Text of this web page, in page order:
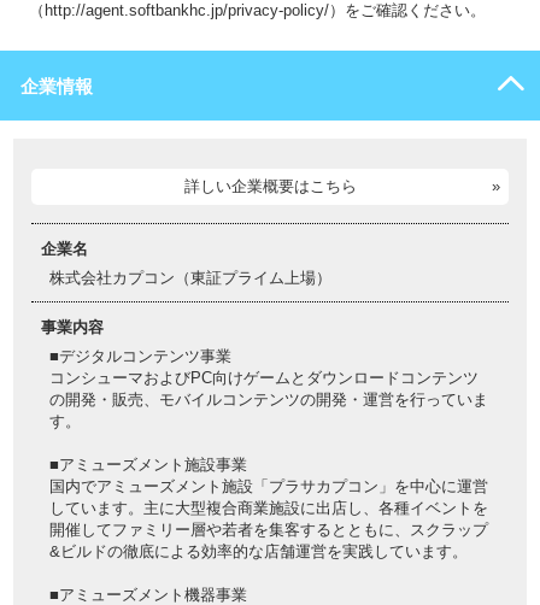
（http://agent.softbankhc.jp/privacy-policy/）をご確認ください。
企業情報
詳しい企業概要はこちら
企業名
株式会社カプコン（東証プライム上場）
事業内容
■デジタルコンテンツ事業
コンシューマおよびPC向けゲームとダウンロードコンテンツ
の開発・販売、モバイルコンテンツの開発・運営を行っていま
す。
■アミューズメント施設事業
国内でアミューズメント施設「プラサカプコン」を中心に運営
しています。主に大型複合商業施設に出店し、各種イベントを
開催してファミリー層や若者を集客するとともに、スクラップ
&ビルドの徹底による効率的な店舗運営を実践しています。
■アミューズメント機器事業